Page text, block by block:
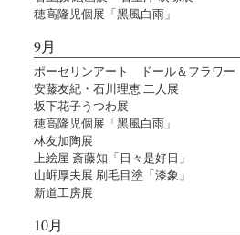
穂高隆児個展「黑風白雨」
9月
ポーセリンアート ドール＆フラワ
安藤友紀・石川理恵 二人展
坂下花子うつわ展
穂高隆児個展「黑風白雨」
林友加陶展
上絵屋 斎藤知「日々是好日」
山㟁厚夫展 刷毛目塗「漆象」
新道工房展
10月